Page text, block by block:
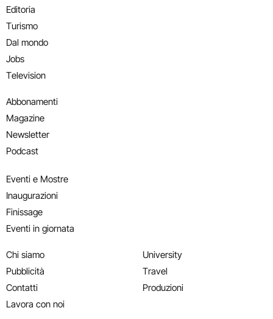
Editoria
Turismo
Dal mondo
Jobs
Television
Abbonamenti
Magazine
Newsletter
Podcast
Eventi e Mostre
Inaugurazioni
Finissage
Eventi in giornata
Chi siamo
Pubblicità
Contatti
Lavora con noi
University
Travel
Produzioni